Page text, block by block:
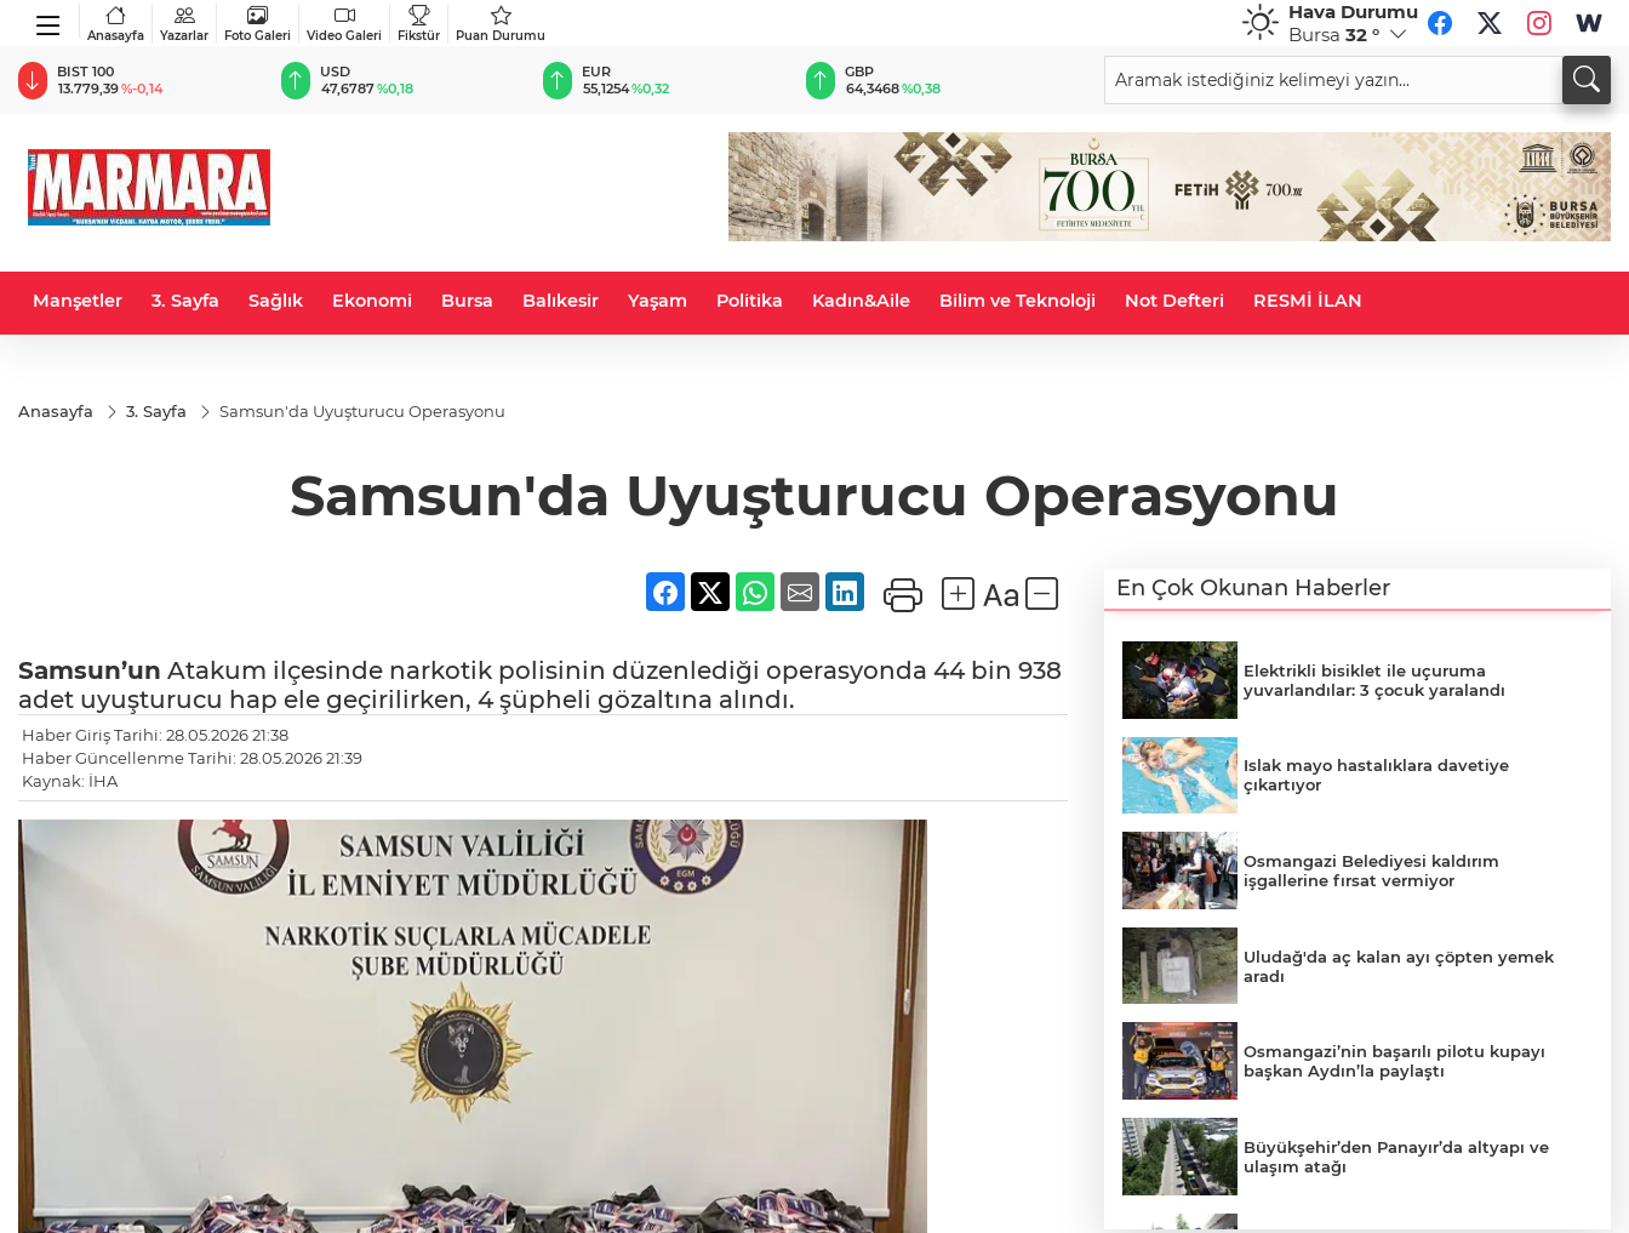
Anasayfa Yazarlar Foto Galeri Video Galeri Fikstür Puan Durumu
Hava Durumu
Bursa 32 °
BIST 100
13.779,39%-0,14
USD
47,6787%0,18
EUR
55,1254%0,32
GBP
64,3468%0,38
CHF
59,0083%0,82
34,1883
Manşetler 3. Sayfa Sağlık Ekonomi Bursa Balıkesir Yaşam Politika Kadın&Aile Bilim ve Teknoloji Not Defteri RESMİ İLAN
Anasayfa 3. Sayfa Samsun'da Uyuşturucu Operasyonu
Samsun'da Uyuşturucu Operasyonu
Samsun’un Atakum ilçesinde narkotik polisinin düzenlediği operasyonda 44 bin 938
adet uyuşturucu hap ele geçirilirken, 4 şüpheli gözaltına alındı.
Haber Giriş Tarihi: 28.05.2026 21:38
Haber Güncellenme Tarihi: 28.05.2026 21:39
Kaynak: İHA
En Çok Okunan Haberler
Elektrikli bisiklet ile uçuruma
yuvarlandılar: 3 çocuk yaralandı
Islak mayo hastalıklara davetiye
çıkartıyor
Osmangazi Belediyesi kaldırım
işgallerine fırsat vermiyor
Uludağ'da aç kalan ayı çöpten yemek
aradı
Osmangazi’nin başarılı pilotu kupayı
başkan Aydın’la paylaştı
Büyükşehir’den Panayır’da altyapı ve
ulaşım atağı